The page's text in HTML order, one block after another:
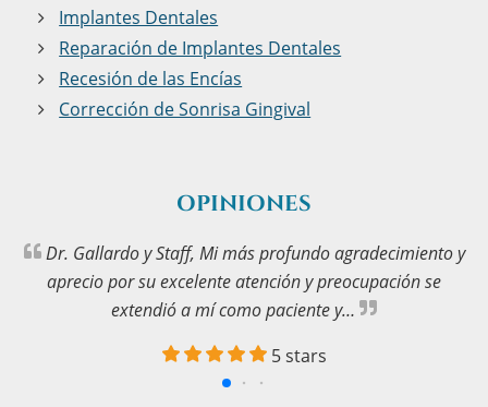
Implantes Dentales
Reparación de Implantes Dentales
Recesión de las Encías
Corrección de Sonrisa Gingival
OPINIONES
Dr. Gallardo y Staff, Mi más profundo agradecimiento y
aprecio por su excelente atención y preocupación se
extendió a mí como paciente y…
5 stars